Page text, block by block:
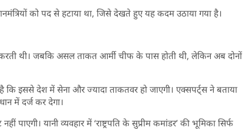
को पद से हटाया था, जिसे देखते हुए यह कदम उठाया गया है।
थी। जबकि असल ताकत आर्मी चीफ के पास होती थी, लेकिन अब दोनों
कि इससे देश में सेना और ज्यादा ताकतवर हो जाएगी। एक्सपर्ट्स ने बताया
में दर्ज कर देगा।
यानी व्यवहार में ‘राष्ट्रपति के सुप्रीम कमांडर’ की भूमिका सिर्फ